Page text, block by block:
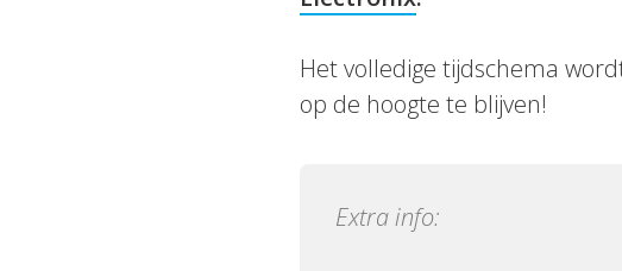
Het volledige tijdschema
op de hoogte te blijven!
Extra info: